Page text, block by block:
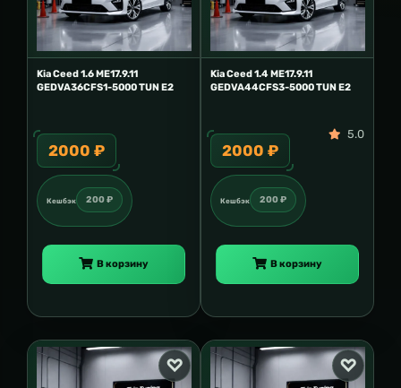
Kia Ceed 1.6 ME17.9.11
GEDVA36CFS1-5000 TUN E2
2000 ₽
Кешбэк 200 ₽
В корзину
Kia Ceed 1.4 ME17.9.11
GEDVA44CFS3-5000 TUN E2
2000 ₽
5.0
Кешбэк 200 ₽
В корзину